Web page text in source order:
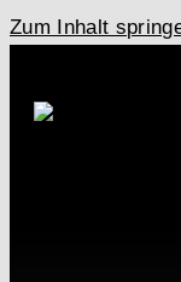
Zum Inhalt